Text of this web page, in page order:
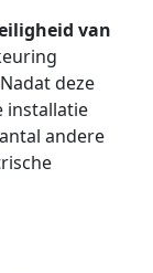
van
Nadat deze
installatie
andere